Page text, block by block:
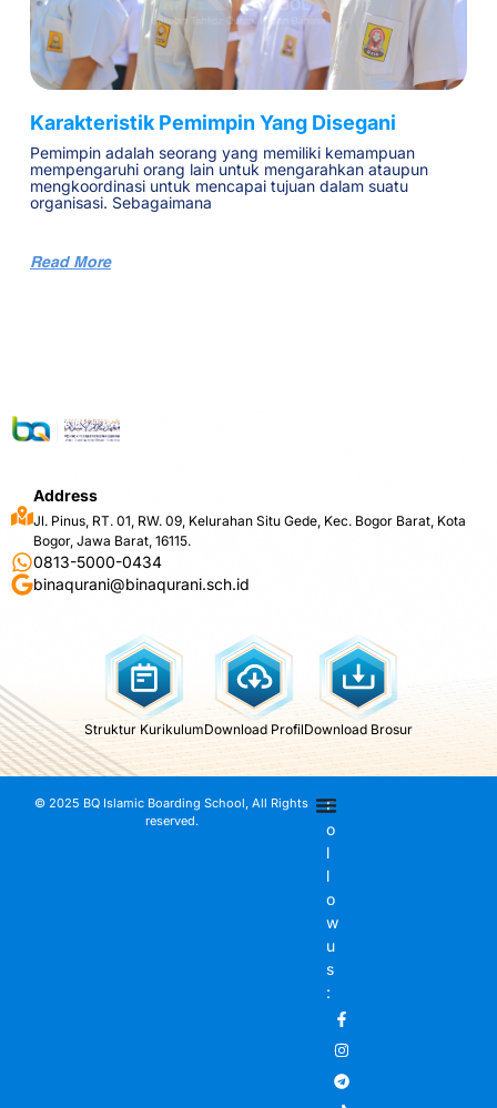
Karakteristik Pemimpin Yang Disegani
Pemimpin adalah seorang yang memiliki kemampuan
mempengaruhi orang lain untuk mengarahkan ataupun
mengkoordinasi untuk mencapai tujuan dalam suatu
organisasi. Sebagaimana
Read More
Address
Jl. Pinus, RT. 01, RW. 09, Kelurahan Situ Gede, Kec. Bogor Barat, Kota
Bogor, Jawa Barat, 16115.
0813-5000-0434
binaqurani@binaqurani.sch.id
Struktur KurikulumDownload ProfilDownload Brosur
© 2025 BQ Islamic Boarding School, All Rights
reserved.
F
o
l
l
o
w
u
s
: